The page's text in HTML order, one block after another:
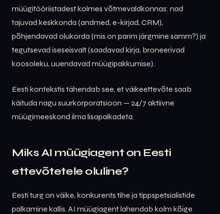
müügitööriistadest kolmes võtmevaldkonnas: nad
tajuvad keskkonda (andmed, e-kirjad, CRM),
põhjendavad olukorda (mis on parim järgmine samm?) ja
tegutsevad iseseisvalt (saadavad kirja, broneerivad
koosoleku, uuendavad müügipakkumise).
Eesti kontekstis tähendab see, et väikeettevõte saab
käituda nagu suurkorporatsioon — 24/7 aktiivne
müügimeeskond ilma lisapalkadeta.
Miks AI müügiagent on Eesti
ettevõtetele oluline?
Eesti turg on väike, konkurents tihe ja tippspetsialistide
palkamine kallis. AI müügiagent lahendab kolm kõige